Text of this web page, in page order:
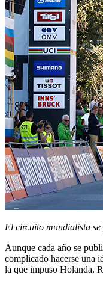
El circuito mundialista se
Aunque cada año se
complicado hacerse una
la que impuso Holanda.